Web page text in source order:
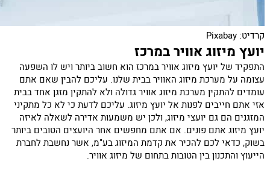
קרדיט: Pixabay
יועץ מיזוג אוויר במרכז
התפקיד של יועץ מיזוג אוויר במרכז הוא חשוב ביותר ויש לו השפעה
עצומה על מערכת מיזוג האוויר בבית שלנו. עליכם להבין שאם אתם
עומדים להתקין מערכת מיזוג אוויר גדולה ולא להתקין מזגן אחד בבית
אזי אתם חייבים לפנות אל יועץ מיזוג. עליכם לדעת כי לא כל מתקיני
המזגנים הם גם יועצי מיזוג, ולכן יש משמעות אדירה לשאלה לאיזה
יועץ מיזוג אתם פונים. אם אתם מחפשים אחר היועצים הטובים ביותר
בשוק, כדאי לכם להכיר את קדמת המיזוג בע"מ, אשר נחשבת לחברת
הייעוץ והתכנון בין הטובות בתחום של מיזוג אוויר.